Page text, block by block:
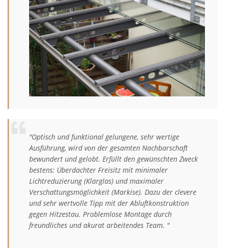
"Optisch und funktional gelungene, sehr wertige
Ausführung, wird von der gesamten Nachbarschaft
bewundert und gelobt. Erfüllt den gewünschten Zweck
bestens: Überdachter Freisitz mit minimaler
Lichtreduzierung (Klarglas) und maximaler
Verschattungsmöglichkeit (Markise). Dazu der clevere
und sehr wertvolle Tipp mit der Abluftkonstruktion
gegen Hitzestau. Problemlose Montage durch
freundliches und akurat arbeitendes Team. "